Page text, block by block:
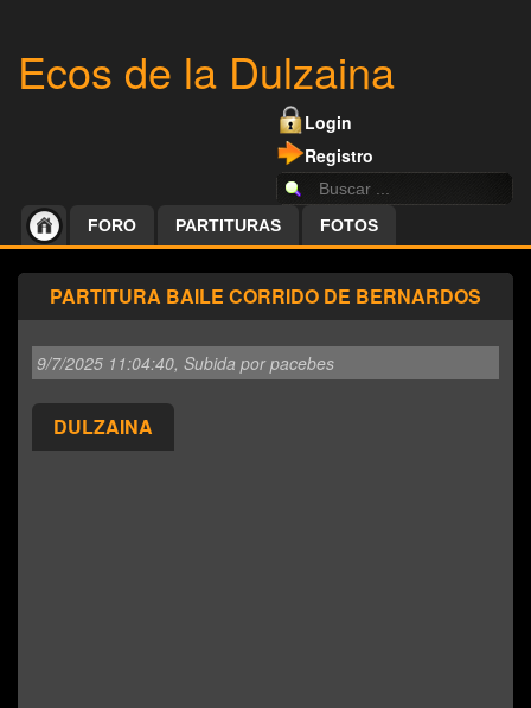
Ecos de la Dulzaina
Login
Registro
FORO PARTITURAS FOTOS
PARTITURA BAILE CORRIDO DE BERNARDOS
9/7/2025 11:04:40, Subida por pacebes
DULZAINA